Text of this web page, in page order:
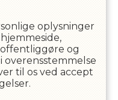
oplysninger
offentliggøre og
overensstemmelse
til os ved accept